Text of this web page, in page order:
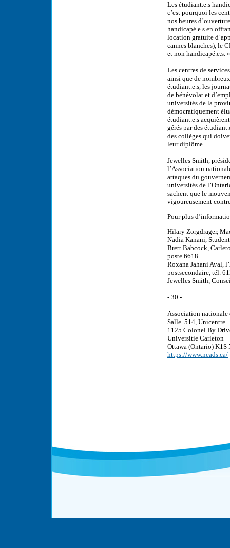
Les étudiant.e.s
c’est pourquoi les
nos heures
handicapé.e.s en
location gratuite
cannes blanches), le
et non handicapé.e.s. »
Les centres de
ainsi que de
étudiant.e.s, les
de bénévolat et
universités de la
démocratiquement
étudiant.e.s
gérés par des
des collèges qui
leur diplôme.
Jewelles Smith,
l’Association
attaques du
universités de
sachent que le
vigoureusement
Pour plus
Hilary Zorgdrager,
Nadia Kanani,
Brett Babcock,
poste 6618
Roxana Jahani Aval,
postsecondaire, tél.
Jewelles Smith,
- 30 -
Association nationale
Salle. 514, Unicentre
1125 Colonel By
Universitie Carleton
Ottawa (Ontario) K1S
https://www.neads.ca/